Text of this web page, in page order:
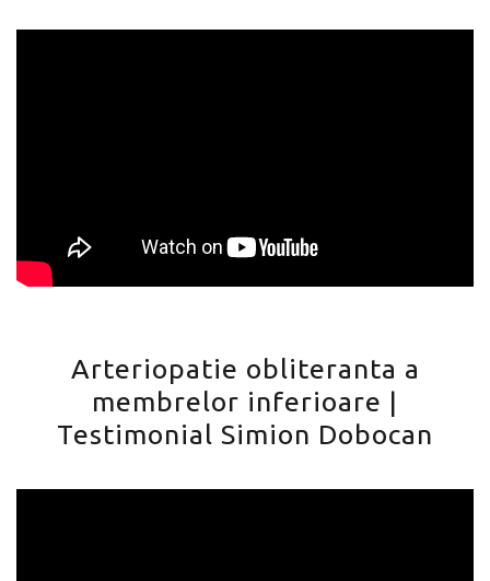
Arteriopatie obliteranta a
membrelor inferioare |
Testimonial Simion Dobocan